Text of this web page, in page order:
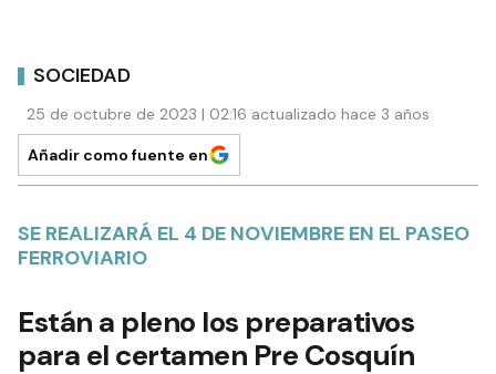
SOCIEDAD
25 de octubre de 2023 | 02:16 actualizado hace 3 años
Añadir como fuente en
SE REALIZARÁ EL 4 DE NOVIEMBRE EN EL PASEO
FERROVIARIO
Están a pleno los preparativos
para el certamen Pre Cosquín